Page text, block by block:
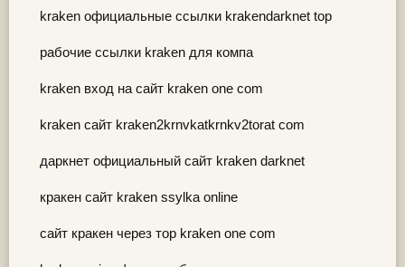
kraken официальные ссылки krakendarknet top
рабочие ссылки kraken для компа
kraken вход на сайт kraken one com
kraken сайт kraken2krnvkatkrnkv2torat com
даркнет официальный сайт kraken darknet
кракен сайт kraken ssylka online
сайт кракен через тор kraken one com